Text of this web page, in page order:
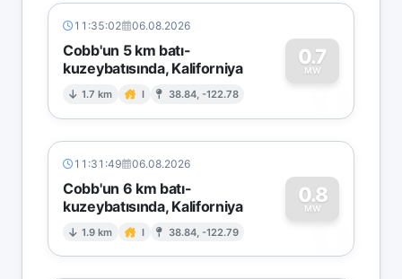
11:35:02 06.08.2026
Cobb'un 5 km batı-
kuzeybatısında, Kaliforniya
1.7 km I 38.84, -122.78
0.7
MW
0
11:31:49 06.08.2026
Cobb'un 6 km batı-
kuzeybatısında, Kaliforniya
1.9 km I 38.84, -122.79
0.8
MW
0